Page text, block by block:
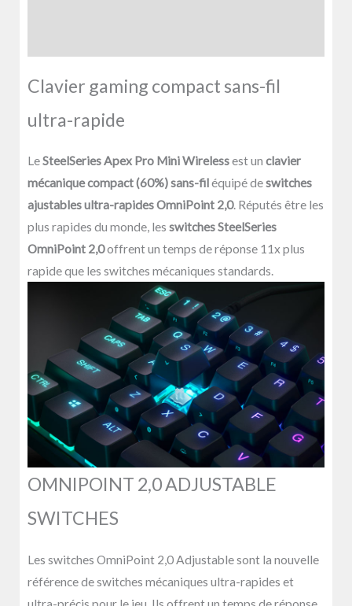
Clavier gaming compact sans-fil
ultra-rapide
LeSteelSeries Apex Pro Mini Wirelessest un clavier
mécanique compact (60%) sans-filéquipé deswitches
ajustables ultra-rapides OmniPoint 2,0. Réputés être les
plus rapides du monde, les switches SteelSeries
OmniPoint 2,0offrent un temps de réponse 11x plus
rapide que les switches mécaniques standards.
OMNIPOINT 2,0 ADJUSTABLE
SWITCHES
Les switches OmniPoint 2,0 Adjustable sont la nouvelle
référence de switches mécaniques ultra-rapides et